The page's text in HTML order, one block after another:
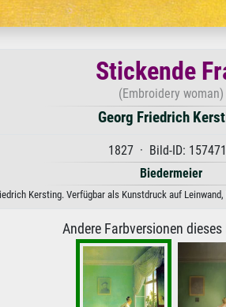
Stickende
(Embroidery woman)
Georg Friedrich
1827 · Bild-ID:
Biedermeier
Kersting. Verfügbar als Kunstdruck auf
Andere Farbversionen dieses